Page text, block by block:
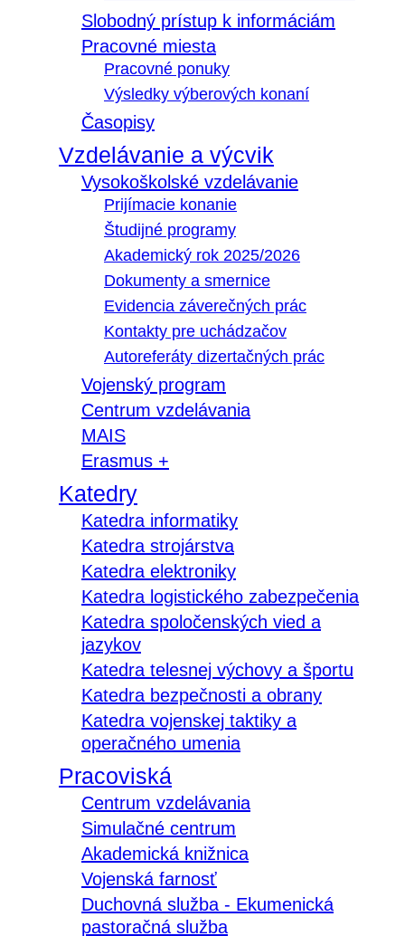
Slobodný prístup k informáciám
Pracovné miesta
Pracovné ponuky
Výsledky výberových konaní
Časopisy
Vzdelávanie a výcvik
Vysokoškolské vzdelávanie
Prijímacie konanie
Študijné programy
Akademický rok 2025/2026
Dokumenty a smernice
Evidencia záverečných prác
Kontakty pre uchádzačov
Autoreferáty dizertačných prác
Vojenský program
Centrum vzdelávania
MAIS
Erasmus +
Katedry
Katedra informatiky
Katedra strojárstva
Katedra elektroniky
Katedra logistického zabezpečenia
Katedra spoločenských vied a
jazykov
Katedra telesnej výchovy a športu
Katedra bezpečnosti a obrany
Katedra vojenskej taktiky a
operačného umenia
Pracoviská
Centrum vzdelávania
Simulačné centrum
Akademická knižnica
Vojenská farnosť
Duchovná služba - Ekumenická
pastoračná služba